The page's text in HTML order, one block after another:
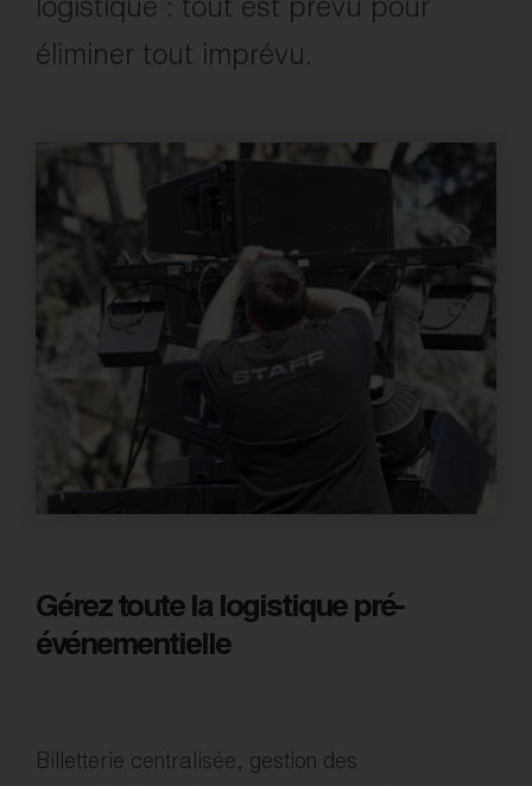
logistique : tout est prévu pour
éliminer tout imprévu.
Gérez toute la logistique pré-
événementielle
Billetterie centralisée, gestion des